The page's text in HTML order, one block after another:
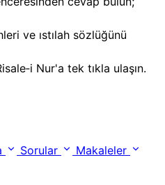
ve ıstılah sözlüğünü
Nur'a tek tıkla ulaşın.
Sorular
Makaleler